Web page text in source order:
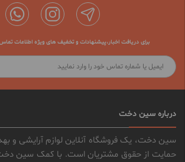
برای دریافت اخبار،پیشنهادات و تخفیف های ویژه اطلاعات تماس
درباره سین دخت
سین دخت، یک فروشگاه آنلاین لوازم آرایشی و
حمایت از حقوق مشتریان است. با کمک سین